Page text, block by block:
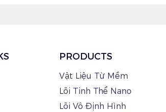
PRODUCTS
Vật Liệu Từ Mềm
Lõi Tinh Thể Nano
Lõi Vô Định Hình